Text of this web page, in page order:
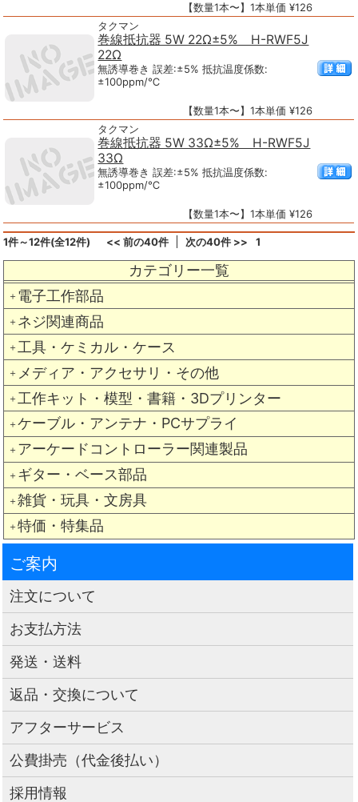
カテゴリー一覧
＋ 電子工作部品
＋ ネジ関連商品
＋ 工具・ケミカル・ケース
＋ メディア・アクセサリ・その他
＋ 工作キット・模型・書籍・3Dプリンター
＋ ケーブル・アンテナ・PCサプライ
＋ アーケードコントローラー関連製品
＋ ギター・ベース部品
＋ 雑貨・玩具・文房具
＋ 特価・特集品
【数量1本〜】1本単価 ¥126
タクマン
巻線抵抗器 5W 22Ω±5% H-RWF5J
22Ω
無誘導巻き 誤差:±5% 抵抗温度係数:
±100ppm/℃
【数量1本〜】1本単価 ¥126
タクマン
巻線抵抗器 5W 33Ω±5% H-RWF5J
33Ω
無誘導巻き 誤差:±5% 抵抗温度係数:
±100ppm/℃
【数量1本〜】1本単価 ¥126
1件～12件(全12件) << 前の40件 次の40件 >> 1
ご案内
注文について
お支払方法
発送・送料
返品・交換について
アフターサービス
公費掛売（代金後払い）
採用情報